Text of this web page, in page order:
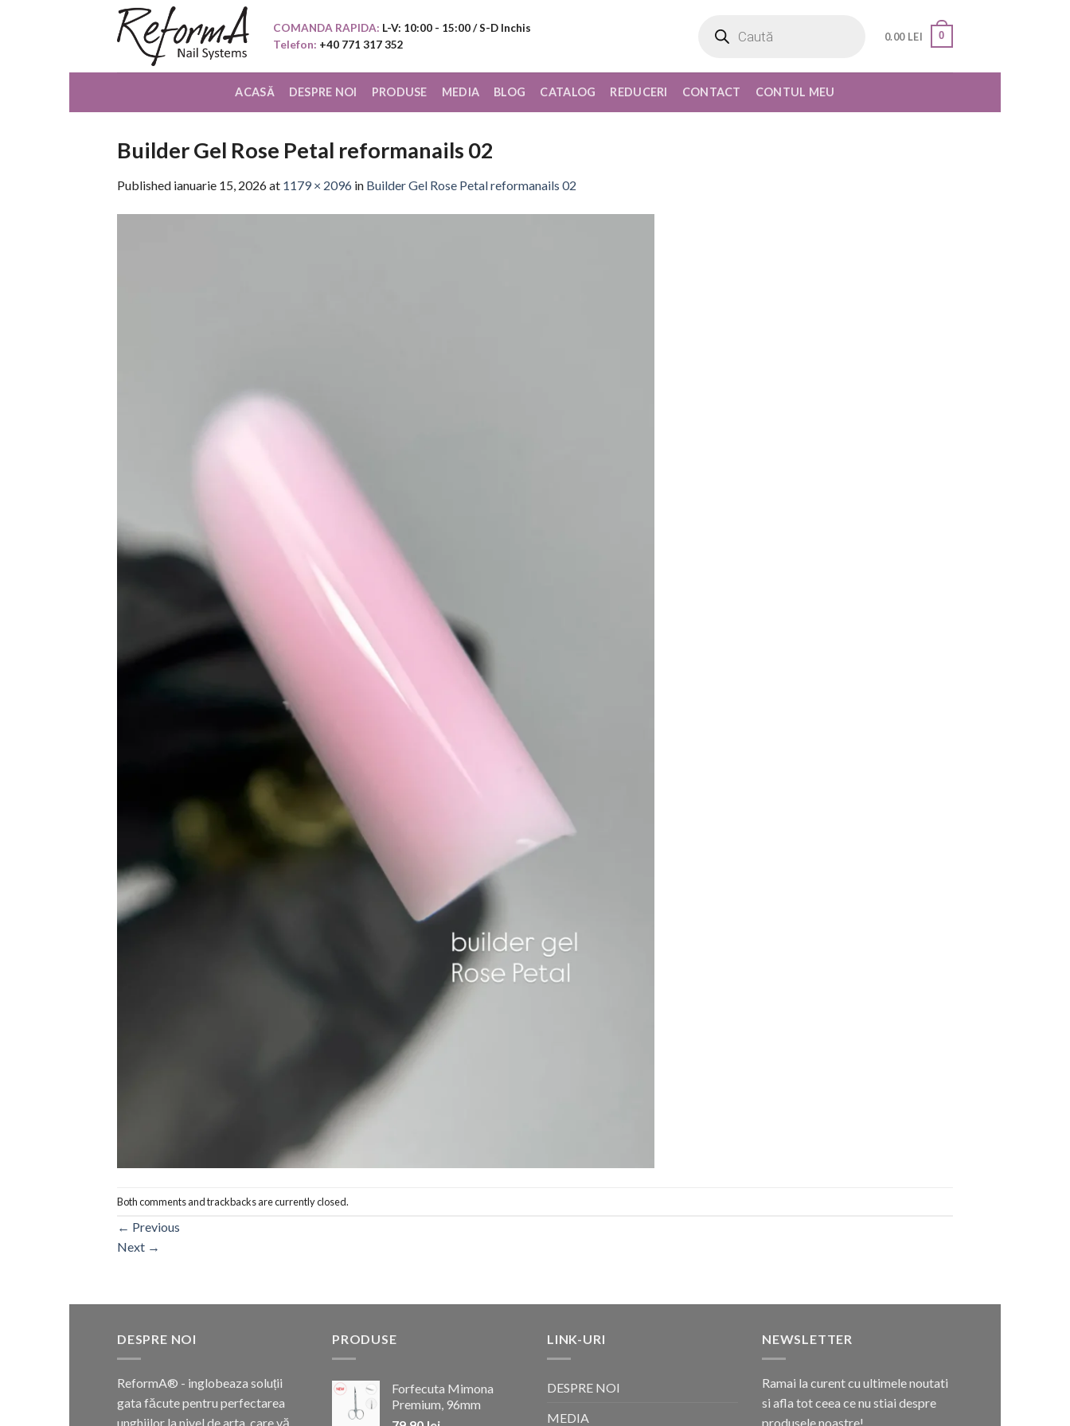
COMANDA RAPIDA: L-V: 10:00 - 15:00 / S-D Inchis
Telefon: +40 771 317 352
search
0.00 LEI 0
ACASĂ DESPRE NOI PRODUSE MEDIA BLOG CATALOG REDUCERI CONTACT CONTUL MEU
Builder Gel Rose Petal reformanails 02
Published ianuarie 15, 2026at 1179 × 2096 in Builder Gel Rose Petal reformanails 02
Both comments and trackbacks are currently closed.
← Previous
Next →
DESPRE NOI
ReformA® - inglobeaza soluții
gata făcute pentru perfectarea
unghiilor la nivel de arta, care vă
PRODUSE
Forfecuta Mimona
Premium, 96mm
LINK-URI
DESPRE NOI
MEDIA
NEWSLETTER
Ramai la curent cu ultimele noutati
si afla tot ceea ce nu stiai despre
produsele noastre!